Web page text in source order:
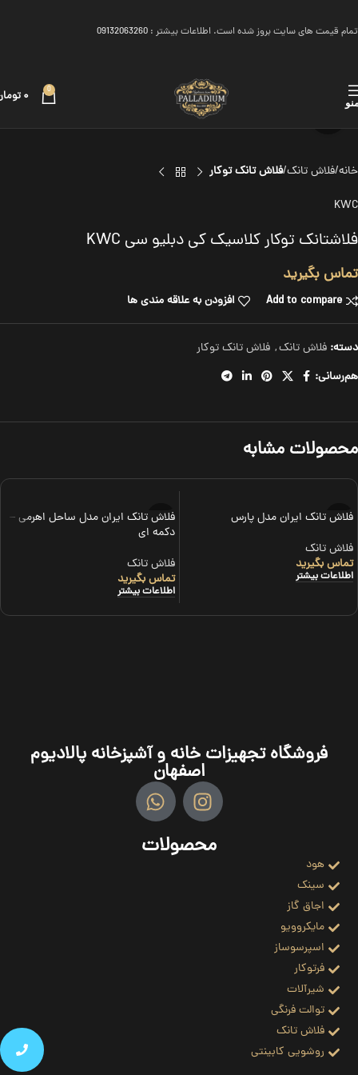
تمام قیمت های سایت بروز شده است. اطلاعات بیشتر : 09132063260
0 ۰
برای بزرگنمایی کلیک کنید
خانه فلاش تانک فلاش تانک توکار
KWC
فلاشتانک توکار کلاسیک کی دبلیو سی KWC
تماس بگیرید
Add to compare افزودن به علاقه مندی ها
دسته: فلاش تانک, فلاش تانک توکار
هم‌رسانی:
محصولات مشابه
فلاش تانک ایران مدل پارس
فلاش تانک
تماس بگیرید
اطلاعات بیشتر
فلاش تانک ایران مدل ساحل اهرمی –
دکمه ای
فلاش تانک
تماس بگیرید
اطلاعات بیشتر
فروشگاه تجهیزات خانه و آشپزخانه پالادیوم
اصفهان
محصولات
هود
سینک
اجاق گاز
مایکروویو
اسپرسوساز
فرتوکار
شیرآلات
توالت فرنگی
فلاش تانک
روشویی کابینتی